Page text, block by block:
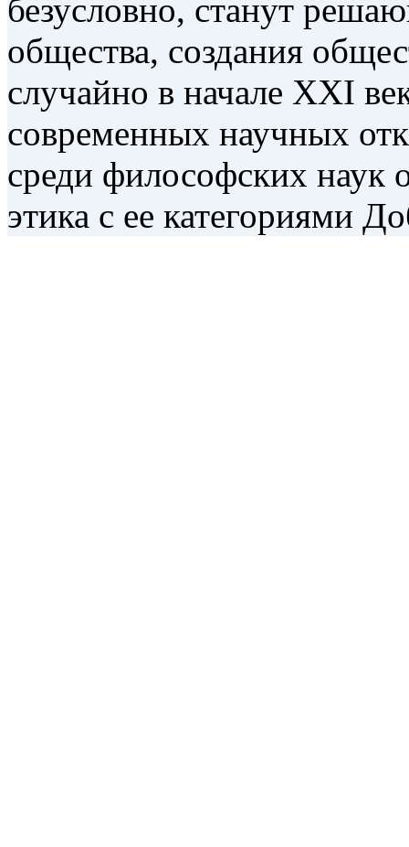
безусловно, станут
общества, создания
случайно в начале XXI
современных научных
среди философских наук
этика с ее категориями